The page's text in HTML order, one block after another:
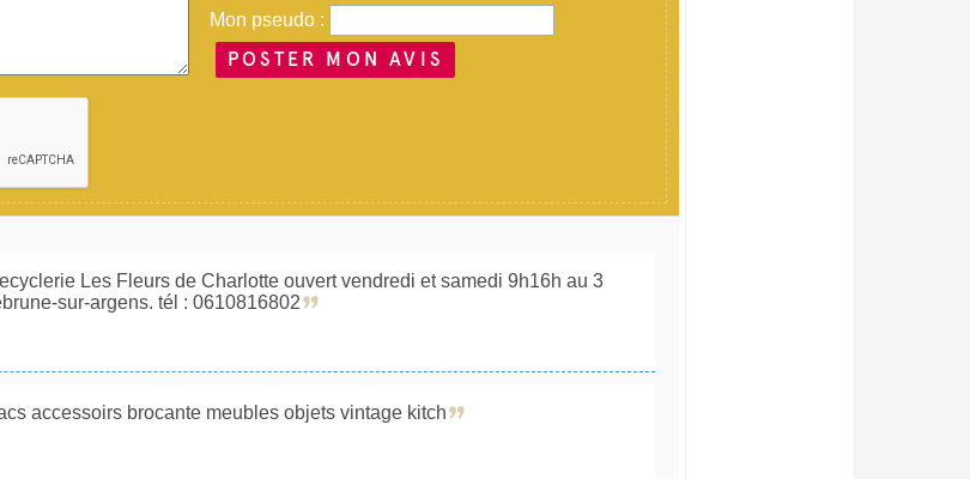
Mon pseudo :
POSTER MON AVIS
Les Fleurs de Charlotte ouvert vendredi et samedi 9h16h au 3
sur-argens. tél : 0610816802
accessoirs brocante meubles objets vintage kitch